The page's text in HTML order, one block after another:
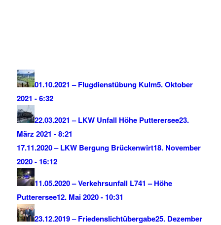
01.10.2021 – Flugdienstübung Kulm5. Oktober
2021 - 6:32
22.03.2021 – LKW Unfall Höhe Putterersee23.
März 2021 - 8:21
17.11.2020 – LKW Bergung Brückenwirt18. November
2020 - 16:12
11.05.2020 – Verkehrsunfall L741 – Höhe
Putterersee12. Mai 2020 - 10:31
23.12.2019 – Friedenslichtübergabe25. Dezember